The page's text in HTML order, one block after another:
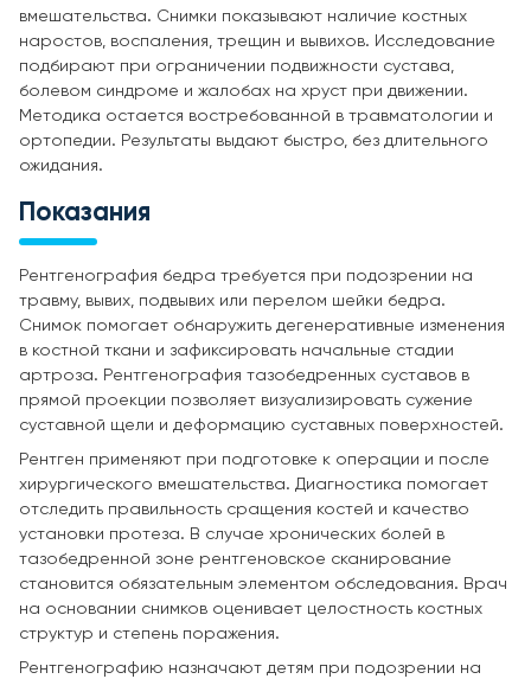
вмешательства. Снимки показывают наличие костных
наростов, воспаления, трещин и вывихов. Исследование
подбирают при ограничении подвижности сустава,
болевом синдроме и жалобах на хруст при движении.
Методика остается востребованной в травматологии и
ортопедии. Результаты выдают быстро, без длительного
ожидания.
Показания
Рентгенография бедра требуется при подозрении на
травму, вывих, подвывих или перелом шейки бедра.
Снимок помогает обнаружить дегенеративные изменения
в костной ткани и зафиксировать начальные стадии
артроза. Рентгенография тазобедренных суставов в
прямой проекции позволяет визуализировать сужение
суставной щели и деформацию суставных поверхностей.
Рентген применяют при подготовке к операции и после
хирургического вмешательства. Диагностика помогает
отследить правильность сращения костей и качество
установки протеза. В случае хронических болей в
тазобедренной зоне рентгеновское сканирование
становится обязательным элементом обследования. Врач
на основании снимков оценивает целостность костных
структур и степень поражения.
Рентгенографию назначают детям при подозрении на